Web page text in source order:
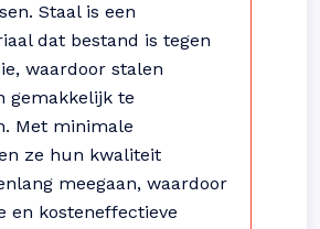
Staal is een
dat bestand is tegen
waardoor stalen
gemakkelijk te
Met minimale
ze hun kwaliteit
meegaan, waardoor
en kosteneffectieve